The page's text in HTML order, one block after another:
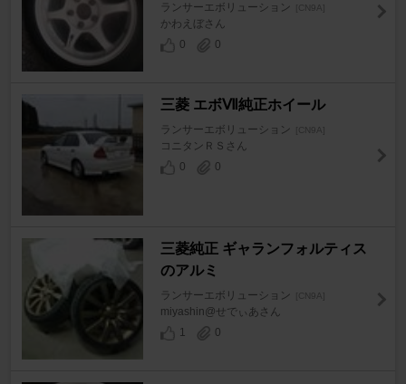
ランサーエボリューション [CN9A]
かわえぼさん
0
0
三菱 エボⅦ純正ホイール
ランサーエボリューション [CN9A]
コニタンＲＳさん
0
0
三菱純正 ギャランフォルティス
のアルミ
ランサーエボリューション [CN9A]
miyashin@せでぃあさん
1
0